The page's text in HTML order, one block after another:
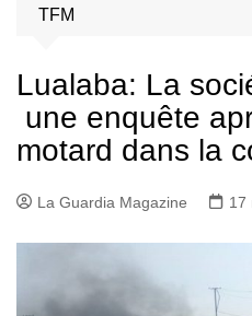
TFM
Lualaba: La
une enquête
motard dans la
La Guardia Magazine 17